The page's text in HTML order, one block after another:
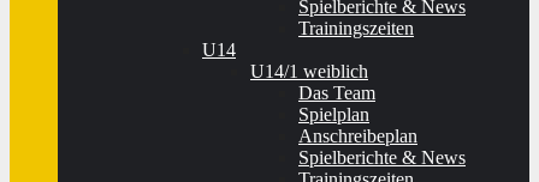
Spielberichte & News
Trainingszeiten
U14
U14/1 weiblich
Das Team
Spielplan
Anschreibeplan
Spielberichte & News